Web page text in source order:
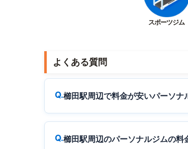
スポーツジム
よくある質問
櫛田駅周辺で料金が安いパーソナ
櫛田駅周辺のパーソナルジムの料